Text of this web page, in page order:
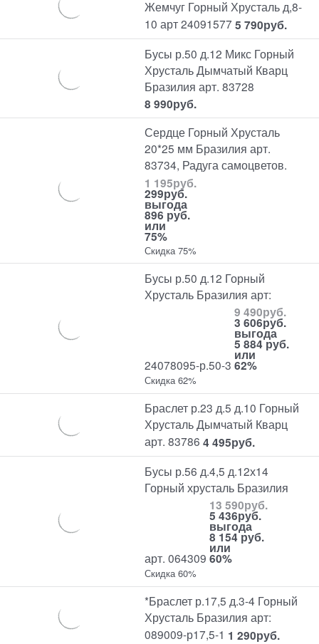
Жемчуг Горный Хрусталь д,8-
10 арт 24091577 5 790руб.
Бусы р.50 д.12 Микс Горный
Хрусталь Дымчатый Кварц
Бразилия арт. 83728
8 990руб.
Сердце Горный Хрусталь
20*25 мм Бразилия арт.
83734, Радуга самоцветов.
1 195руб.
299руб.
выгода
896 руб.
или
75%
Скидка 75%
Бусы р.50 д.12 Горный
Хрусталь Бразилия арт:
24078095-р.50-3
9 490руб.
3 606руб.
выгода
5 884 руб.
или
62%
Скидка 62%
Браслет р.23 д.5 д.10 Горный
Хрусталь Дымчатый Кварц
арт. 83786 4 495руб.
Бусы р.56 д.4,5 д.12х14
Горный хрусталь Бразилия
арт. 064309
13 590руб.
5 436руб.
выгода
8 154 руб.
или
60%
Скидка 60%
*Браслет р.17,5 д.3-4 Горный
Хрусталь Бразилия арт:
089009-р17,5-1 1 290руб.